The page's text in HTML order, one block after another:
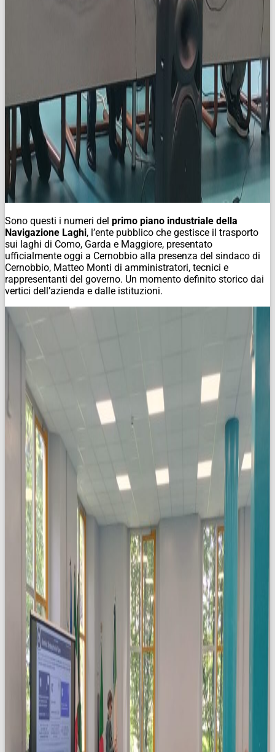
Sono questi i numeri del primo piano industriale della
Navigazione Laghi, l’ente pubblico che gestisce il trasporto
sui laghi di Como, Garda e Maggiore, presentato
ufficialmente oggi a Cernobbio alla presenza del sindaco di
Cernobbio, Matteo Monti di amministratori, tecnici e
rappresentanti del governo. Un momento definito storico dai
vertici dell’azienda e dalle istituzioni.